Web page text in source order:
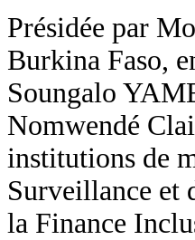
Présidée par
Burkina Faso,
Soungalo
Nomwendé
institutions de
Surveillance et
la Finance